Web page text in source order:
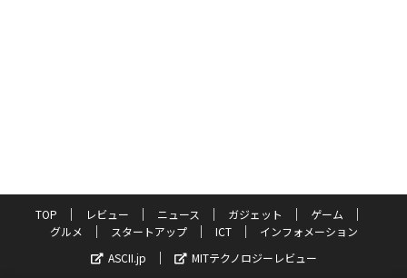
TOP レビュー ニュース ガジェット
ゲーム
グルメ
スタートアップ ICT
インフォメーション
ASCII.jp
MITテクノロジーレビュー